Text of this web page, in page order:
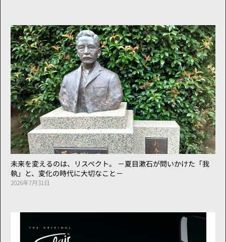
未来を変えるのは、リスペクト。 －夏目漱石が問いかけた「我
執」と、変化の時代に大切なこと－
2026年7月31日